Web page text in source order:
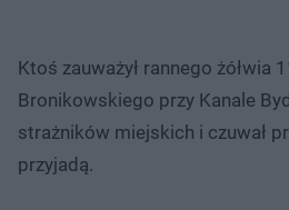
Ktoś zauważył rannego żółwia
Bronikowskiego przy Kanale
strażników miejskich i czuwał
przyjadą.